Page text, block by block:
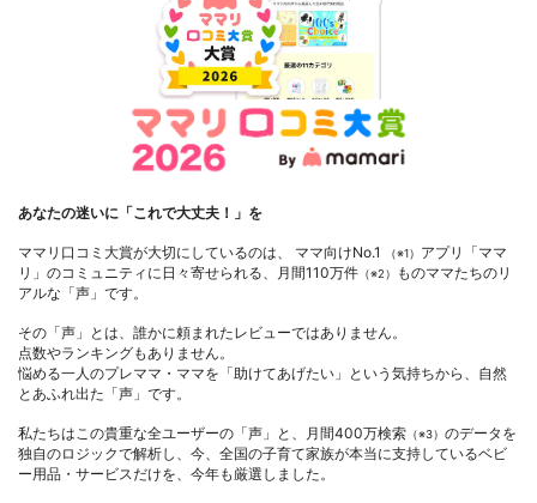
あなたの迷いに「これで大丈夫！」を
ママリ口コミ大賞が大切にしているのは、 ママ向けNo.1 （※1） アプリ「ママ
リ」のコミュニティに日々寄せられる、月間110万件 （※2）
ものママたちのリ
アルな「声」です。
その「声」とは、誰かに頼まれたレビューではありません。
点数やランキングもありません。
悩める一人のプレママ・ママを「助けてあげたい」という気持ちから、自然
とあふれ出た「声」です。
私たちはこの貴重な全ユーザーの「声」と、月間400万検索 （※3） のデータを
独自のロジックで解析し、今、全国の子育て家族が本当に支持しているベビ
ー用品・サービスだけを、今年も厳選しました。